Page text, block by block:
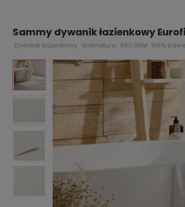
Sammy dywanik łazienkowy
Dywanik łazienkowy Gramatura : 650 GSM 100%